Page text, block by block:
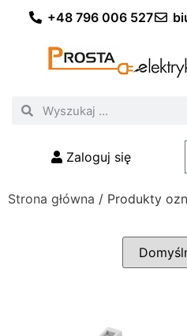
+48 796 006 527
Zaloguj się
Strona główna / Produkty